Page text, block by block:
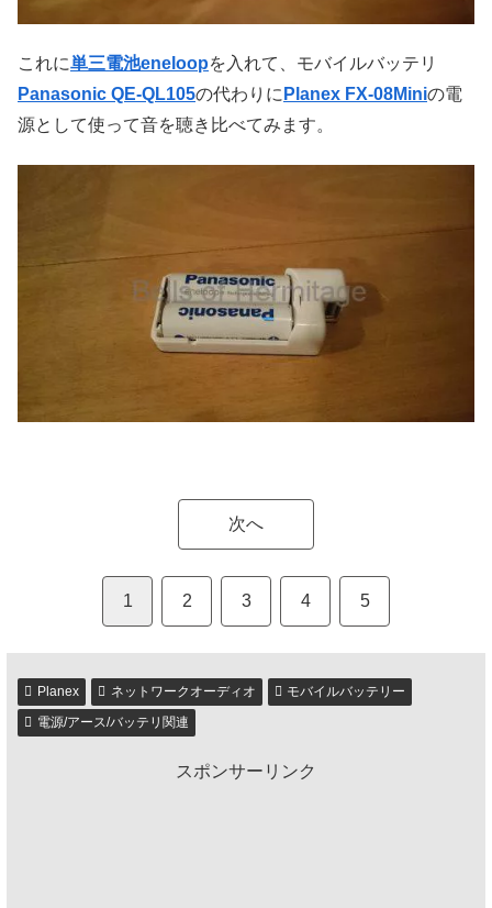
これに単三電池eneloopを入れて、モバイルバッテリ
Panasonic QE-QL105の代わりに Planex FX-08Miniの電
源として使って音を聴き比べてみます。
次へ
1 2 3 4 5
Planex ネットワークオーディオ
モバイルバッテリー
電源/アース/バッテリ関連
スポンサーリンク